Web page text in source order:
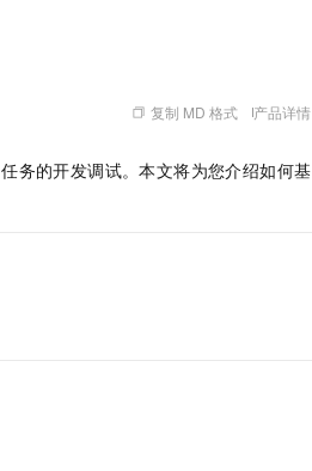
复制 MD 格式 产品详情
任务的开发调试。本文将为您介绍如何基